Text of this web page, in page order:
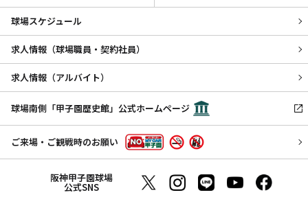
球場スケジュール
求人情報（球場職員・契約社員）
求人情報（アルバイト）
球場南側「甲子園歴史館」公式ホームページ
ご来場・ご観戦時のお願い
阪神甲子園球場
公式SNS